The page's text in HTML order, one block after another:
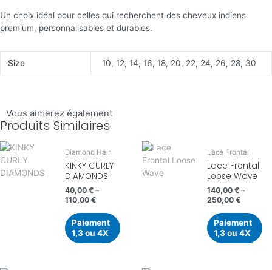
Un choix idéal pour celles qui recherchent des cheveux indiens
premium, personnalisables et durables.
Size 10, 12, 14, 16, 18, 20, 22, 24, 26, 28, 30
Vous aimerez également
Produits Similaires
Diamond Hair
KINKY CURLY
DIAMONDS
40,00 € –
110,00 €
Paiement
1,3 ou 4X
Lace Frontal
Lace Frontal
Loose Wave
140,00 € –
250,00 €
Paiement
1,3 ou 4X